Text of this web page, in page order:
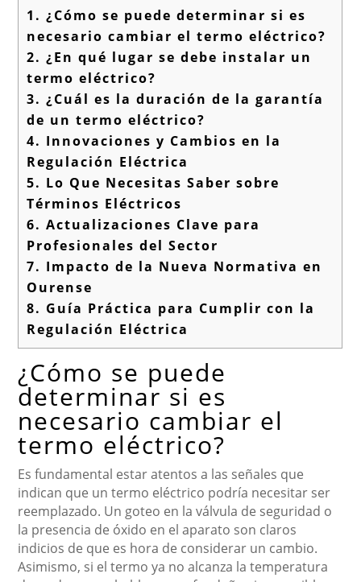
1. ¿Cómo se puede determinar si es
necesario cambiar el termo eléctrico?
2. ¿En qué lugar se debe instalar un
termo eléctrico?
3. ¿Cuál es la duración de la garantía
de un termo eléctrico?
4. Innovaciones y Cambios en la
Regulación Eléctrica
5. Lo Que Necesitas Saber sobre
Términos Eléctricos
6. Actualizaciones Clave para
Profesionales del Sector
7. Impacto de la Nueva Normativa en
Ourense
8. Guía Práctica para Cumplir con la
Regulación Eléctrica
¿Cómo se puede
determinar si es
necesario cambiar el
termo eléctrico?
Es fundamental estar atentos a las señales que
indican que un termo eléctrico podría necesitar ser
reemplazado. Un goteo en la válvula de seguridad o
la presencia de óxido en el aparato son claros
indicios de que es hora de considerar un cambio.
Asimismo, si el termo ya no alcanza la temperatura